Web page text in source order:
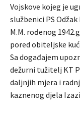
Vojskove kojeg je
službenici PS
M.M. rođenog
pored obiteljske
Sa događajem
dežurni tužitelj KT
daljnjih mjera i
kaznenog djela